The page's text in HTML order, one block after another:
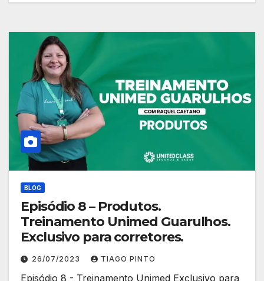
BLOG
Episódio 8 – Produtos.
Treinamento Unimed Guarulhos.
Exclusivo para corretores.
26/07/2023 TIAGO PINTO
Episódio 8 - Treinamento Unimed Exclusivo para